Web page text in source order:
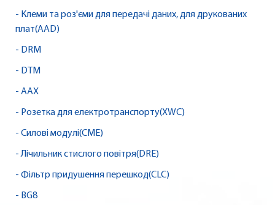
- Клеми та роз'єми для передачі даних, для друкованих
плат(AAD)
- DRM
- DTM
- AAX
- Розетка для електротранспорту(XWC)
- Силові модулі(CME)
- Лічильник стислого повітря(DRE)
- Фільтр придушення перешкод(CLC)
- BG8